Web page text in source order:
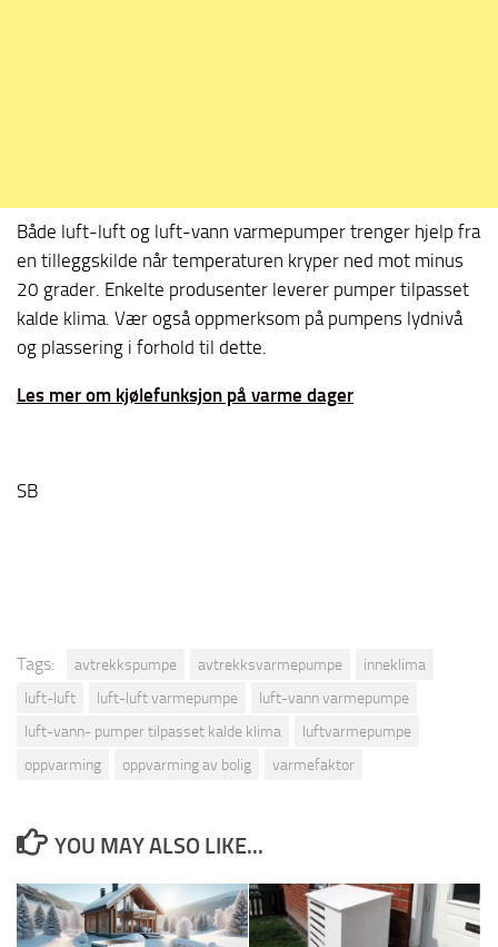
Både luft-luft og luft-vann varmepumper trenger hjelp fra
en tilleggskilde når temperaturen kryper ned mot minus
20 grader. Enkelte produsenter leverer pumper tilpasset
kalde klima. Vær også oppmerksom på pumpens lydnivå
og plassering i forhold til dette.
Les mer om kjølefunksjon på varme dager
SB
Tags: avtrekkspumpe avtrekksvarmepumpe
inneklima
luft-luft
luft-luft varmepumpe
luft-vann varmepumpe
luft-vann- pumper tilpasset kalde klima
luftvarmepumpe
oppvarming
oppvarming av bolig varmefaktor
YOU MAY ALSO LIKE...